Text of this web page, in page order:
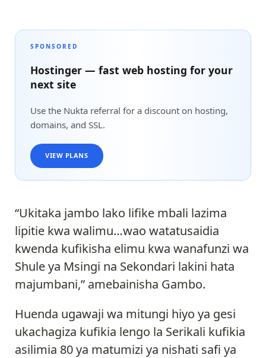
SPONSORED
Hostinger — fast web hosting for your
next site
Use the Nukta referral for a discount on hosting,
domains, and SSL.
VIEW PLANS
“Ukitaka jambo lako lifike mbali lazima
lipitie kwa walimu…wao watatusaidia
kwenda kufikisha elimu kwa wanafunzi wa
Shule ya Msingi na Sekondari lakini hata
majumbani,” amebainisha Gambo.
Huenda ugawaji wa mitungi hiyo ya gesi
ukachagiza kufikia lengo la Serikali kufikia
asilimia 80 ya matumizi ya nishati safi ya